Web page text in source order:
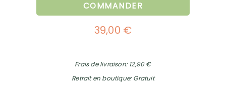
COMMANDER
39,00 €
Frais de livraison: 12,90 €
Retrait en boutique: Gratuit